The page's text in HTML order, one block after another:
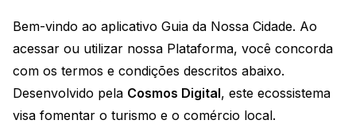
Bem-vindo ao aplicativo Guia da Nossa Cidade. Ao
acessar ou utilizar nossa Plataforma, você concorda
com os termos e condições descritos abaixo.
Desenvolvido pela Cosmos Digital, este ecossistema
visa fomentar o turismo e o comércio local.